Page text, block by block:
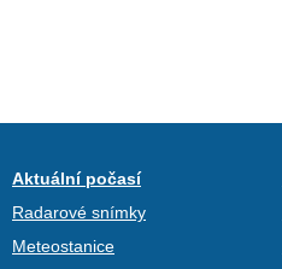
Aktuální počasí
Radarové snímky
Meteostanice